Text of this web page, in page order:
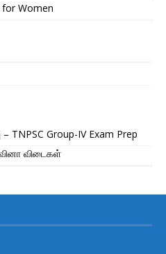
for Women
– TNPSC Group-IV Exam Prep
விடைகள்